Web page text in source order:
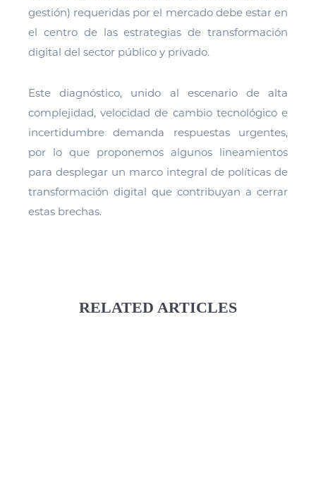
gestión) requeridas por el mercado debe estar en
el centro de las estrategias de transformación
digital del sector público y privado.
Este diagnóstico, unido al escenario de alta
complejidad, velocidad de cambio tecnológico e
incertidumbre demanda respuestas urgentes,
por lo que proponemos algunos lineamientos
para desplegar un marco integral de políticas de
transformación digital que contribuyan a cerrar
estas brechas.
RELATED ARTICLES